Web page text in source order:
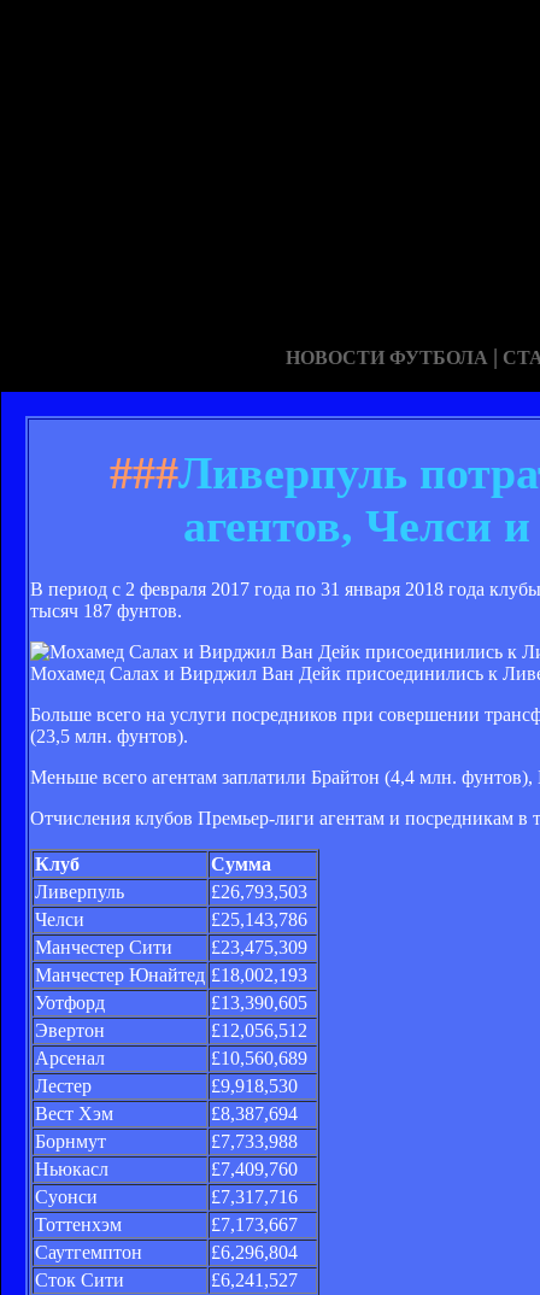
НОВОСТИ ФУТБОЛА |
###Ливерпуль
агентов, Челси
В период с 2 февраля 2017 года по 31 января 2018 года
тысяч 187 фунтов.
Мохамед Салах и Вирджил Ван Дейк присоединились к
Больше всего на услуги посредников при совершении
(23,5 млн. фунтов).
Меньше всего агентам заплатили Брайтон (4,4 млн.
Отчисления клубов Премьер-лиги агентам и посредникам в
Клуб
Сумма
Ливерпуль
£26,793,503
Челси
£25,143,786
Манчестер Сити
£23,475,309
Манчестер Юнайтед £18,002,193
Уотфорд
£13,390,605
Эвертон
£12,056,512
Арсенал
£10,560,689
Лестер
£9,918,530
Вест Хэм
£8,387,694
Борнмут
£7,733,988
Ньюкасл
£7,409,760
Суонси
£7,317,716
Тоттенхэм
£7,173,667
Саутгемптон
£6,296,804
Сток Сити
£6,241,527